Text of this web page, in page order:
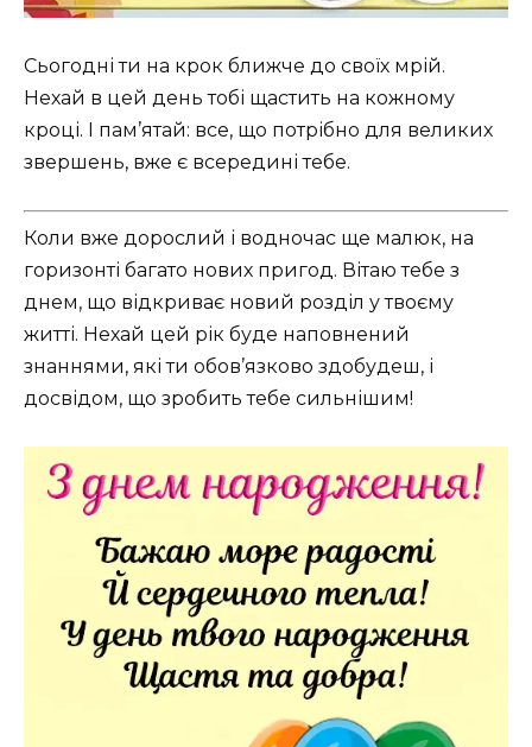
Сьогодні ти на крок ближче до своїх мрій.
Нехай в цей день тобі щастить на кожному
кроці. І пам’ятай: все, що потрібно для великих
звершень, вже є всередині тебе.
Коли вже дорослий і водночас ще малюк, на
горизонті багато нових пригод. Вітаю тебе з
днем, що відкриває новий розділ у твоєму
житті. Нехай цей рік буде наповнений
знаннями, які ти обов’язково здобудеш, і
досвідом, що зробить тебе сильнішим!